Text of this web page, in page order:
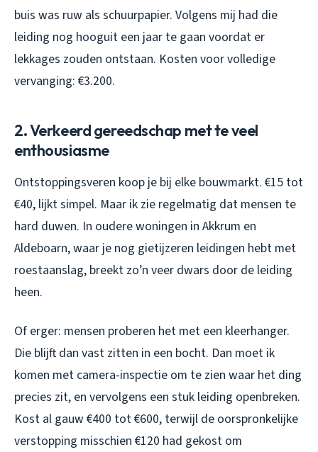
buis was ruw als schuurpapier. Volgens mij had die
leiding nog hooguit een jaar te gaan voordat er
lekkages zouden ontstaan. Kosten voor volledige
vervanging: €3.200.
2. Verkeerd gereedschap met te veel
enthousiasme
Ontstoppingsveren koop je bij elke bouwmarkt. €15 tot
€40, lijkt simpel. Maar ik zie regelmatig dat mensen te
hard duwen. In oudere woningen in Akkrum en
Aldeboarn, waar je nog gietijzeren leidingen hebt met
roestaanslag, breekt zo’n veer dwars door de leiding
heen.
Of erger: mensen proberen het met een kleerhanger.
Die blijft dan vast zitten in een bocht. Dan moet ik
komen met camera-inspectie om te zien waar het ding
precies zit, en vervolgens een stuk leiding openbreken.
Kost al gauw €400 tot €600, terwijl de oorspronkelijke
verstopping misschien €120 had gekost om